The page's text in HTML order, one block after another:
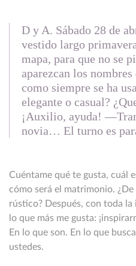
D y A. Sábado 28 de
vestido largo
mapa, para que no se
aparezcan los nombres
como siempre se ha
elegante o casual?
¡Auxilio, ayuda!
novia… El turno es
Cuéntame qué te gusta, cuál
cómo será el matrimonio. ¿De
rústico? Después, con toda
lo que más me gusta:
En lo que son. En lo que
ustedes.